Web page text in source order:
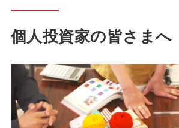
個人投資家の皆さまへ